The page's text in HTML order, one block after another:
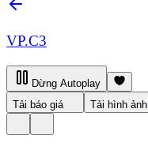
VP.C3
Dừng Autoplay
Tải báo giá
Tải hình ảnh